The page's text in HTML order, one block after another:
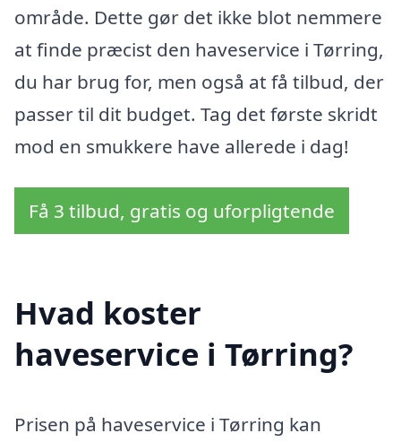
område. Dette gør det ikke blot nemmere
at finde præcist den haveservice i Tørring,
du har brug for, men også at få tilbud, der
passer til dit budget. Tag det første skridt
mod en smukkere have allerede i dag!
Få 3 tilbud, gratis og uforpligtende
Hvad koster
haveservice i Tørring?
Prisen på haveservice i Tørring kan